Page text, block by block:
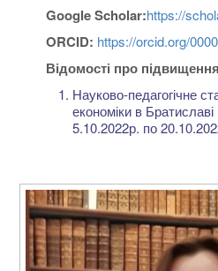
Google Scholar:https://
ORCID: https://orcid.org/
Відомості про підвищення
Науково-педагогічне
економіки в
5.10.2022р. по